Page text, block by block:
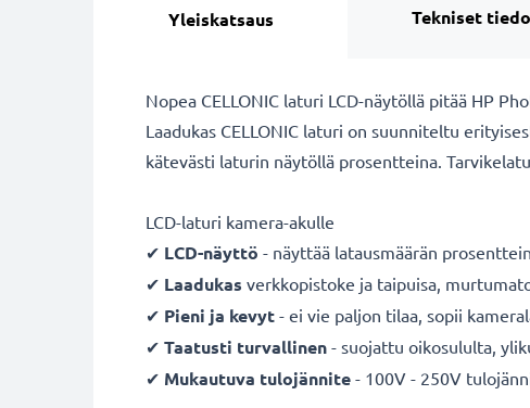
Yleiskatsaus Tekniset
Nopea CELLONIC laturi LCD-näytöllä pitää HP
Laadukas CELLONIC laturi on suunniteltu
kätevästi laturin näytöllä prosentteina.
LCD-laturi kamera-akulle
✔ LCD-näyttö - näyttää latausmäärän
✔ Laadukas verkkopistoke ja taipuisa,
✔ Pieni ja kevyt - ei vie paljon tilaa, sopii
✔ Taatusti turvallinen - suojattu oikosululta,
✔ Mukautuva tulojännite - 100V - 250V